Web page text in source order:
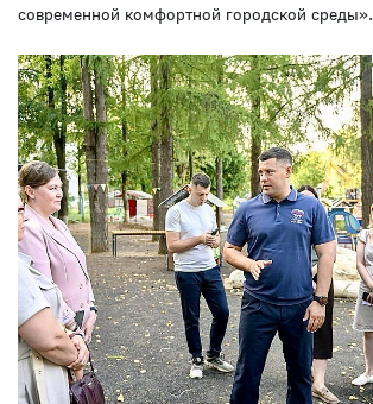
современной комфортной городской среды».